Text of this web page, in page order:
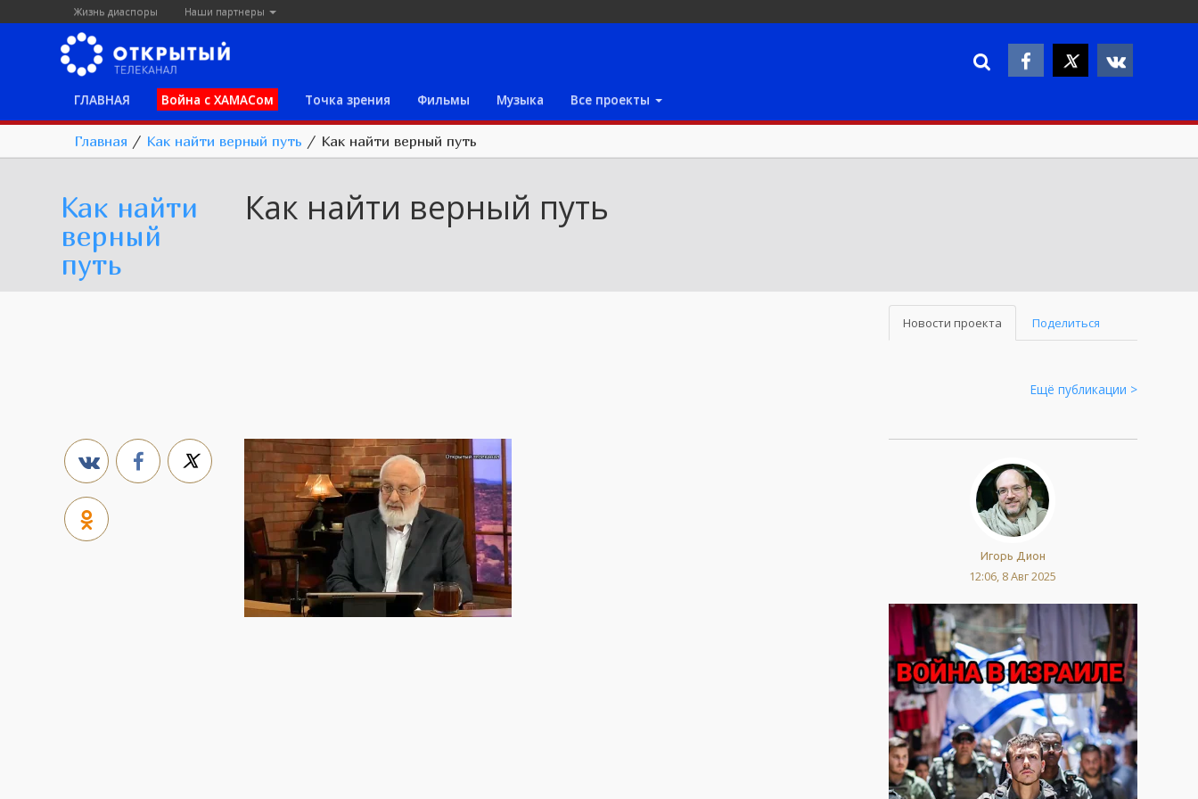
Жизнь диаспоры Наши партнеры
ГЛАВНАЯ Война с ХАМАСом Точка зрения Фильмы Музыка Все проекты
Главная / Как найти верный путь / Как найти верный путь
Как найти
верный
путь
Как найти верный путь
Новости проекта Поделиться
Ещё публикации >
Игорь Дион
12:06, 8 Авг 2025